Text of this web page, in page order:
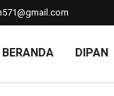
BERANDA DIPAN